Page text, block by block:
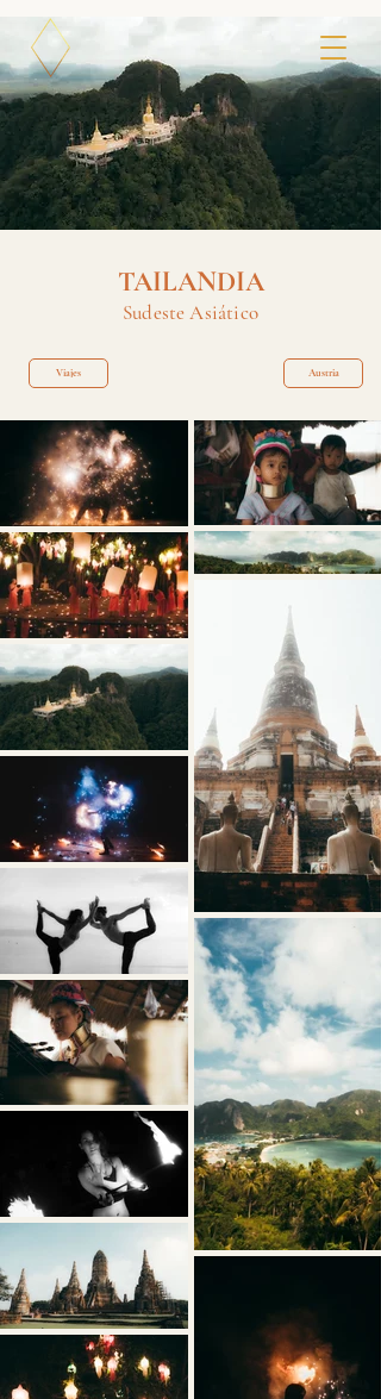
TAILANDIA
Sudeste Asiático
Viajes Austria